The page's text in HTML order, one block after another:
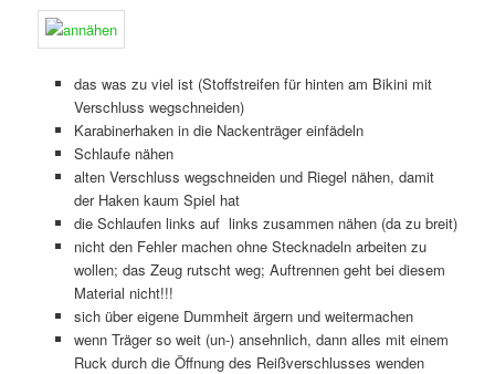
das was zu viel ist (Stoffstreifen für hinten am Bikini mit
Verschluss wegschneiden)
Karabinerhaken in die Nackenträger einfädeln
Schlaufe nähen
alten Verschluss wegschneiden und Riegel nähen, damit
der Haken kaum Spiel hat
die Schlaufen links auf links zusammen nähen (da zu breit)
nicht den Fehler machen ohne Stecknadeln arbeiten zu
wollen; das Zeug rutscht weg; Auftrennen geht bei diesem
Material nicht!!!
sich über eigene Dummheit ärgern und weitermachen
wenn Träger so weit (un-) ansehnlich, dann alles mit einem
Ruck durch die Öffnung des Reißverschlusses wenden